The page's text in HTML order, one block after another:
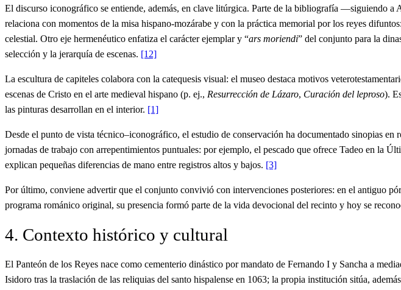
El discurso iconográfico se entiende, además, en clave litúrgica. Parte de la bibliografía —siguiendo
relaciona con momentos de la misa hispano-mozárabe y con la práctica memorial por los reyes
celestial. Otro eje hermenéutico enfatiza el carácter ejemplar y “ars moriendi” del conjunto para la
selección y la jerarquía de escenas. [12]
La escultura de capiteles colabora con la catequesis visual: el museo destaca motivos
escenas de Cristo en el arte medieval hispano (p. ej., Resurrección de Lázaro, Curación del leproso).
las pinturas desarrollan en el interior. [1]
Desde el punto de vista técnico–iconográfico, el estudio de conservación ha documentado sinopias
jornadas de trabajo con arrepentimientos puntuales: por ejemplo, el pescado que ofrece Tadeo en la
explican pequeñas diferencias de mano entre registros altos y bajos. [3]
Por último, conviene advertir que el conjunto convivió con intervenciones posteriores: en el antiguo
programa románico original, su presencia formó parte de la vida devocional del recinto y hoy se
4. Contexto histórico y cultural
El Panteón de los Reyes nace como cementerio dinástico por mandato de Fernando I y Sancha a
Isidoro tras la traslación de las reliquias del santo hispalense en 1063; la propia institución sitúa,